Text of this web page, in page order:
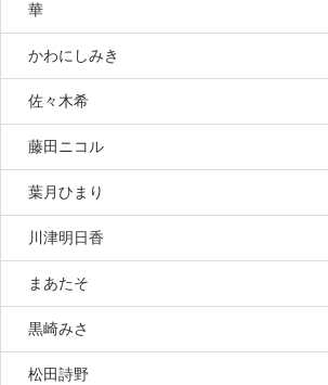
華
かわにしみき
佐々木希
藤田ニコル
葉月ひまり
川津明日香
まあたそ
黒崎みさ
松田詩野